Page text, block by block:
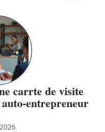
carrte de visite
entrepreneur